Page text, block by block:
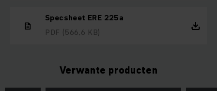
Specsheet ERE 225a
PDF (566,6 KB)
Verwante producten